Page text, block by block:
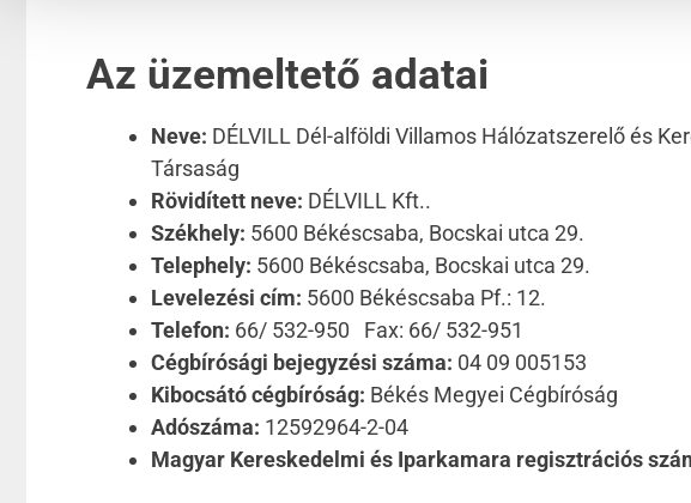
Az üzemeltető adatai
Neve: DÉLVILL Dél-alföldi Villamos Hálózatszerelő és
Társaság
Rövidített neve: DÉLVILL Kft..
Székhely: 5600 Békéscsaba, Bocskai utca 29.
Telephely: 5600 Békéscsaba, Bocskai utca 29.
Levelezési cím: 5600 Békéscsaba Pf.: 12.
Telefon: 66/ 532-950 Fax: 66/ 532-951
Cégbírósági bejegyzési száma: 04 09 005153
Kibocsátó cégbíróság: Békés Megyei Cégbíróság
Adószáma: 12592964-2-04
Magyar Kereskedelmi és Iparkamara regisztrációs